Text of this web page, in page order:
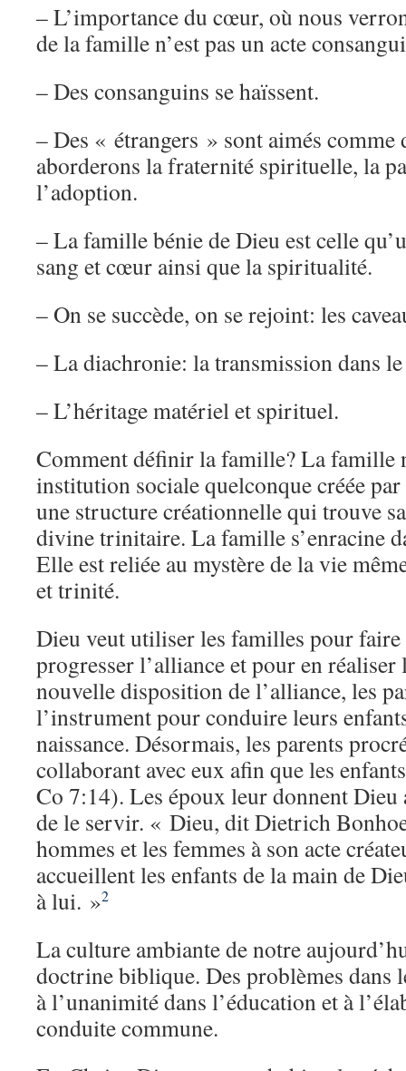
– L’importance du cœur, où nous
de la famille n’est pas un acte
– Des consanguins se haïssent.
– Des « étrangers » sont aimés comme
aborderons la fraternité spirituelle, la
l’adoption.
– La famille bénie de Dieu est celle
sang et cœur ainsi que la spiritualité.
– On se succède, on se rejoint: les
– La diachronie: la transmission dans
– L’héritage matériel et spirituel.
Comment définir la famille? La famille
institution sociale quelconque créée
une structure créationnelle qui trouve
divine trinitaire. La famille s’enracine
Elle est reliée au mystère de la vie
et trinité.
Dieu veut utiliser les familles pour
progresser l’alliance et pour en réaliser
nouvelle disposition de l’alliance, les
l’instrument pour conduire leurs
naissance. Désormais, les parents
collaborant avec eux afin que les
Co 7:14). Les époux leur donnent Dieu
de le servir. « Dieu, dit Dietrich
hommes et les femmes à son acte
accueillent les enfants de la main de
à lui. »2
La culture ambiante de notre
doctrine biblique. Des problèmes dans
à l’unanimité dans l’éducation et à
conduite commune.